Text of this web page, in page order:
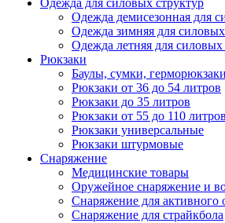
Одежда для силовых структур
Одежда демисезонная для
Одежда зимняя для
Одежда летняя для силовых
Рюкзаки
Баулы, сумки, герморюкзаки
Рюкзаки от 36 до 54 литров
Рюкзаки до 35 литров
Рюкзаки от 55 до 110 литров
Рюкзаки универсальные
Рюкзаки штурмовые
Снаряжение
Медицинские товары
Оружейное снаряжение и
Снаряжение для активного
Снаряжение для страйкбола